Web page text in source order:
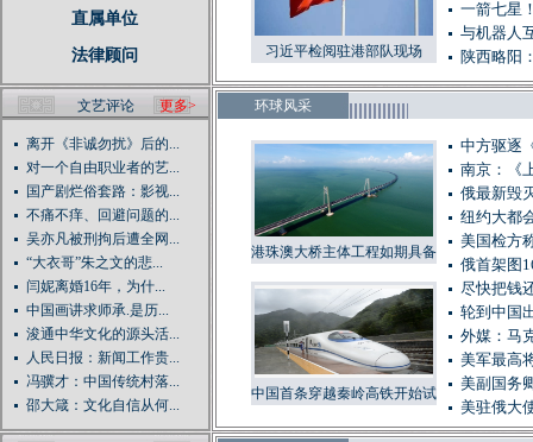
直属单位
法律顾问 习近平检阅驻港部队现场
一箭七星
与机器人
陕西略阳
文艺评论 更多>
离开《非诚勿扰》后的...
对一个自由职业者的艺...
国产剧烂俗套路：影视...
不痛不痒、回避问题的...
吴亦凡被刑拘后遭全网...
“大衣哥”朱之文的悲...
闫妮离婚16年，为什...
中国画讲求师承.是历...
浚通中华文化的源头活...
人民日报：新闻工作贵...
冯骥才：中国传统村落...
邵大箴：文化自信从何...
环球风采
港珠澳大桥主体工程如期具备
中国首条穿越秦岭高铁开始试
中方驱逐
南京：《
俄最新毁
纽约大都
美国检方
俄首架图
尽快把钱
轮到中国
外媒：马
美军最高
美副国务
美驻俄大